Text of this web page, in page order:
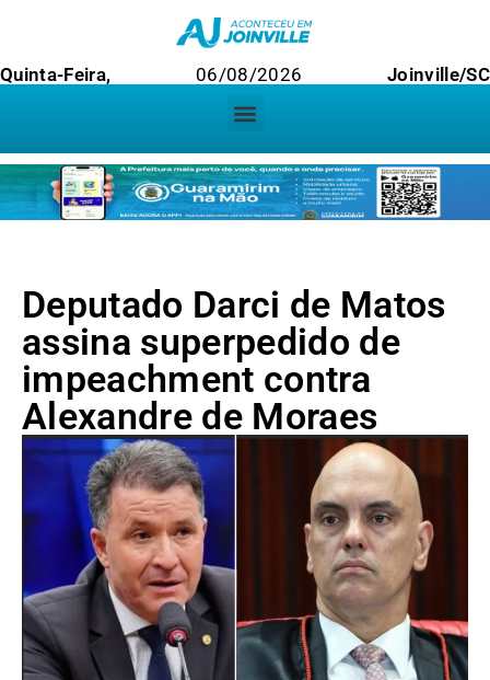
Quinta-Feira, 06/08/2026 Joinville/SC
Deputado Darci de Matos
assina superpedido de
impeachment contra
Alexandre de Moraes